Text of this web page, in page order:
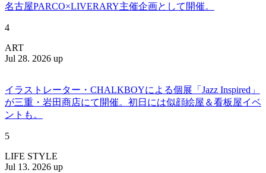
名古屋PARCO×LIVERARY主催企画として開催。
4
ART
Jul 28. 2026 up
イラストレーター・CHALKBOYによる個展「Jazz Inspired」
が三重・岩田商店にて開催。初日には似顔絵屋＆看板屋イベ
ントも。
5
LIFE STYLE
Jul 13. 2026 up